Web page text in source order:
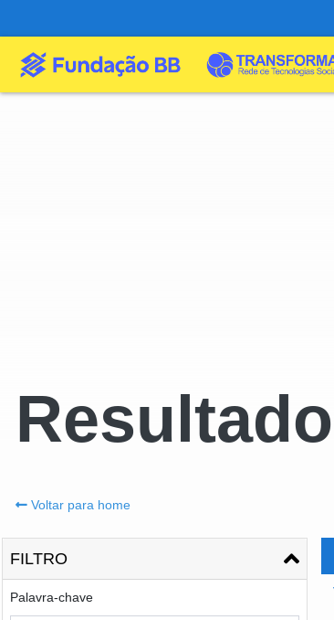
Voltar para home
FILTRO
Palavra-chave